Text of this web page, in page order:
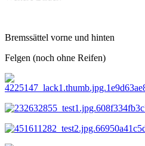
Bremssättel vorne und hinten
Felgen (noch ohne Reifen)